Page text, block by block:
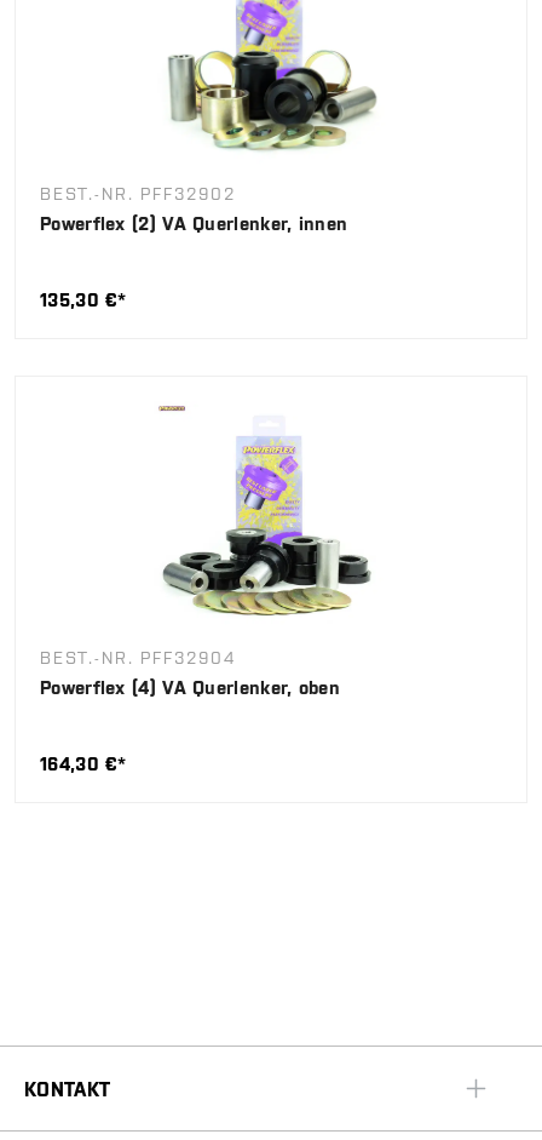
BEST.-NR. PFF32902
Powerflex (2) VA Querlenker, innen
135,30 €*
BEST.-NR. PFF32904
Powerflex (4) VA Querlenker, oben
164,30 €*
KONTAKT